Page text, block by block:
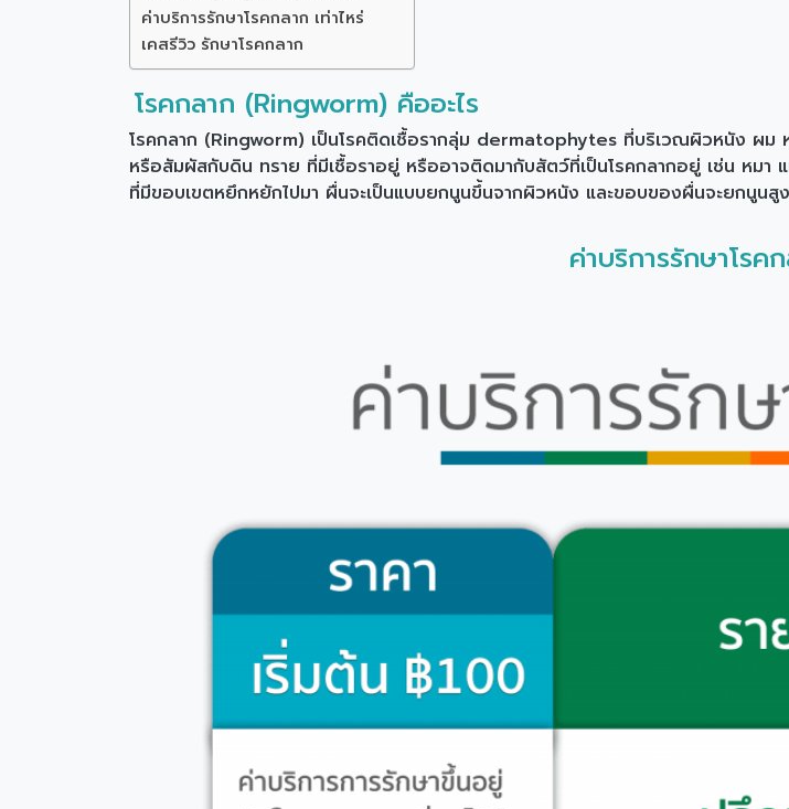
ค่าบริการรักษาโรคกลาก เท่าไหร่
เคสรีวิว รักษาโรคกลาก
โรคกลาก (Ringworm) คืออะไร
โรคกลาก (Ringworm) เป็นโรคติดเชื้อรากลุ่ม dermatophytes ที่บริเวณผิวหนัง ผม ห
หรือสัมผัสกับดิน ทราย ที่มีเชื้อราอยู่ หรืออาจติดมากับสัตว์ที่เป็นโรคกลากอยู่ เช่น หมา
ที่มีขอบเขตหยึกหยักไปมา ผื่นจะเป็นแบบยกนูนขึ้นจากผิวหนัง และขอบของผื่นจะยกนูน
ค่าบริการรักษาโรค